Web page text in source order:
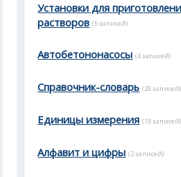
Установки для
растворов (5 записей)
Автобетононасосы (4 записей)
Справочник-словарь (28 записей)
Единицы измерения (18 записей)
Алфавит и цифры (2 записей)